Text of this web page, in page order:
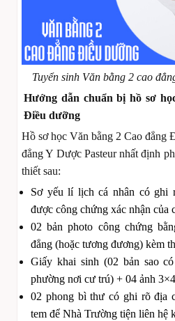
Tuyển sinh Văn bằng 2 cao
Hướng dẫn chuẩn bị hồ sơ
Điều dưỡng
Hồ sơ học Văn bằng 2 Cao đẳng
đẳng Y Dược Pasteur nhất định
thiết sau:
Sơ yếu lí lịch cá nhân có ghi
được công chứng xác nhận của
02 bản photo công chứng
đẳng (hoặc tương đương) kèm
Giấy khai sinh (02 bản sao
phường nơi cư trú) + 04 ảnh 3×4
02 phong bì thư có ghi rõ địa
tem để Nhà Trường tiện liên hệ